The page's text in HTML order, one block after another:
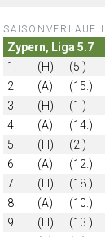
SAISONVERLAUF
Zypern, Liga 5.7
1.
(H) (5.)
2.
(A) (15.)
3.
(H) (1.)
4.
(A) (14.)
5.
(H) (2.)
6.
(A) (12.)
7.
(H) (18.)
8.
(A) (10.)
9.
(H) (13.)